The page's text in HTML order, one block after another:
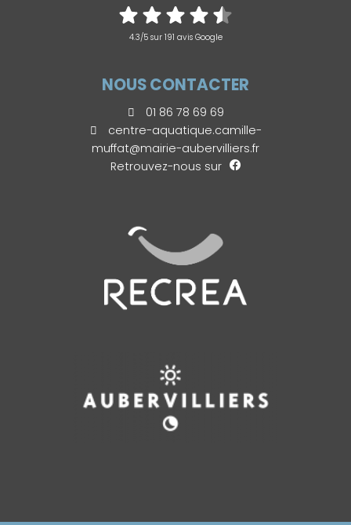
4.3/5 sur 191 avis Google
NOUS CONTACTER
01 86 78 69 69
centre-aquatique.camille-
muffat@mairie-aubervilliers.fr
Retrouvez-nous sur